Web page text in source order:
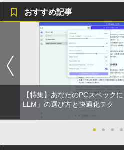
おすすめ記事
【特集】あなたのPCスペック
LLM」の選び方と快適化テク
● ● ● ●